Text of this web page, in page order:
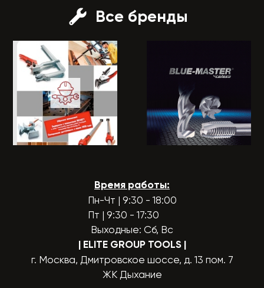
Все бренды
Время работы:
Пн-Чт | 9:30 - 18:00
Пт | 9:30 - 17:30
Выходные: Сб, Вс
| ELITE GROUP TOOLS |
г. Москва, Дмитровское шоссе, д. 13 пом. 7
ЖК Дыхание